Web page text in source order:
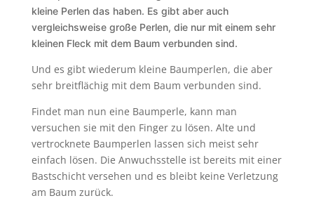
kleine Perlen das haben. Es gibt aber auch
vergleichsweise große Perlen, die nur mit einem sehr
kleinen Fleck mit dem Baum verbunden sind.
Und es gibt wiederum kleine Baumperlen, die aber
sehr breitflächig mit dem Baum verbunden sind.
Findet man nun eine Baumperle, kann man
versuchen sie mit den Finger zu lösen. Alte und
vertrocknete Baumperlen lassen sich meist sehr
einfach lösen. Die Anwuchsstelle ist bereits mit einer
Bastschicht versehen und es bleibt keine Verletzung
am Baum zurück.